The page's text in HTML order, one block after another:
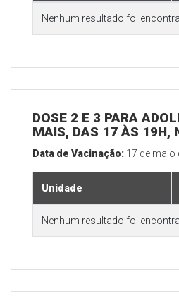
Nenhum resultado foi
DOSE 2 E 3 PARA
MAIS, DAS 17 ÀS 19H,
Data de Vacinação: 17 de maio
Unidade
Nenhum resultado foi